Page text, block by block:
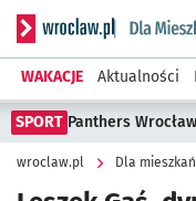
Serwis informacyjny
WAKACJE Aktualności
SPORT Panthers
wroclaw.pl Dla